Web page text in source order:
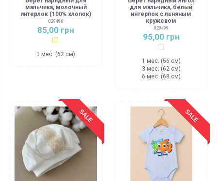
мальчика, молочный
интерлок (100% хлопок)
029496
85,00 грн
Молочный
3 мес. (62 см)
для мальчика, белый
интерлок с льняным
кружевом
029499
95,00 грн
Белый
1 мес. (56 см)
3 мес. (62 см)
6 мес. (68 см)
SALE SALE